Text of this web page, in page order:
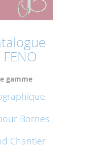
gamme
Bornes
Chantier